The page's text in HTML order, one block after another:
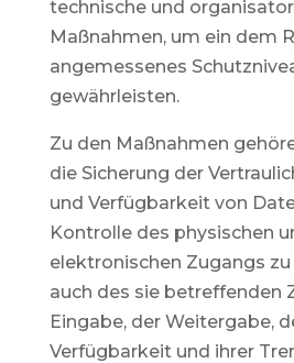
technische und
Maßnahmen, um ein dem
angemessenes
gewährleisten.
Zu den Maßnahmen
die Sicherung der
und Verfügbarkeit von
Kontrolle des physischen
elektronischen Zugangs
auch des sie betreffenden
Eingabe, der Weitergabe,
Verfügbarkeit und ihrer